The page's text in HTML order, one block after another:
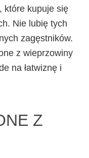
które kupuje się
Nie lubię tych
zagęstników.
z wieprzowiny
na łatwiznę i
Z